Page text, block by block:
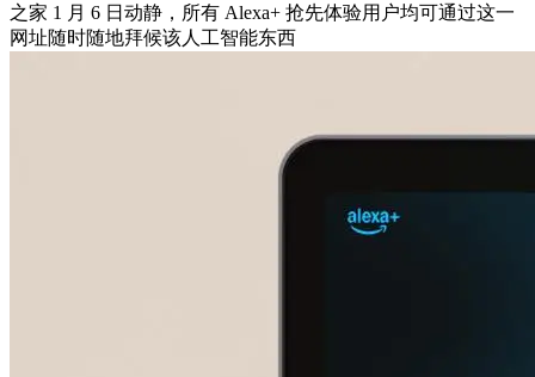
之家 1 月 6 日动静，所有 Alexa+ 抢先体验用户均可通过这一
网址随时随地拜候该人工智能东西